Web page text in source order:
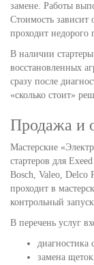
замене. Работы
Стоимость зависит
проходит недорого
В наличии
восстановленных
сразу после
«сколько стоит»
Продажа и
Мастерские
стартеров для
Bosch, Valeo, Delco
проходит в
контрольный
В перечень услуг
диагностика
замена